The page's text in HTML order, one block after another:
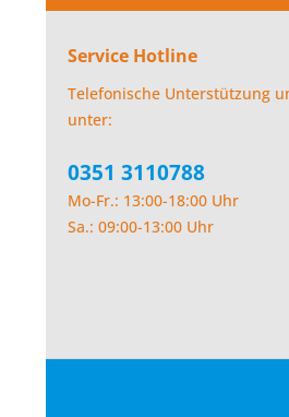
Service Hotline
Telefonische Unterstützung
unter:
0351 3110788
Mo-Fr.: 13:00-18:00 Uhr
Sa.: 09:00-13:00 Uhr